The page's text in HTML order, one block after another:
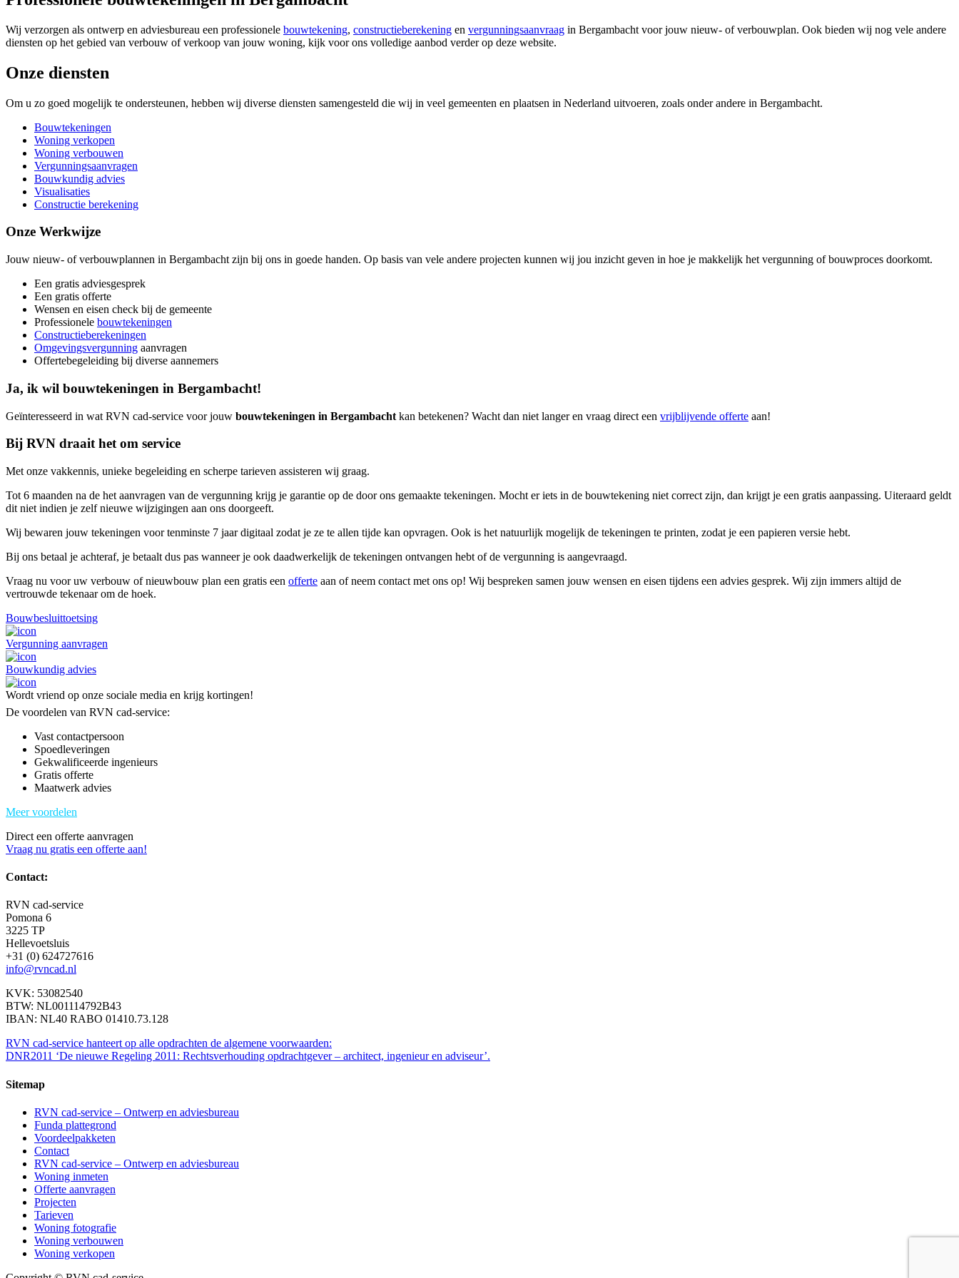
Wij verzorgen als ontwerp en adviesbureau een professionele bouwtekening, constructieberekening en vergunningsaanvraag in Bergambacht voor jouw nieuw- of verbouwplan. Ook bieden wij nog vele andere
diensten op het gebied van verbouw of verkoop van jouw woning, kijk voor ons volledige aanbod verder op deze website.
Onze diensten
Om u zo goed mogelijk te ondersteunen, hebben wij diverse diensten samengesteld die wij in veel gemeenten en plaatsen in Nederland uitvoeren, zoals onder andere in Bergambacht.
Bouwtekeningen
Woning verkopen
Woning verbouwen
Vergunningsaanvragen
Bouwkundig advies
Visualisaties
Constructie berekening
Onze Werkwijze
Jouw nieuw- of verbouwplannen in Bergambacht zijn bij ons in goede handen. Op basis van vele andere projecten kunnen wij jou inzicht geven in hoe je makkelijk het vergunning of bouwproces doorkomt.
Een gratis adviesgesprek
Een gratis offerte
Wensen en eisen check bij de gemeente
Professionele bouwtekeningen
Constructieberekeningen
Omgevingsvergunning aanvragen
Offertebegeleiding bij diverse aannemers
Ja, ik wil bouwtekeningen in Bergambacht!
Geïnteresseerd in wat RVN cad-service voor jouw bouwtekeningen in Bergambacht kan betekenen? Wacht dan niet langer en vraag direct een vrijblijvende offerte aan!
Bij RVN draait het om service
Met onze vakkennis, unieke begeleiding en scherpe tarieven assisteren wij graag.
Tot 6 maanden na de het aanvragen van de vergunning krijg je garantie op de door ons gemaakte tekeningen. Mocht er iets in de bouwtekening niet correct zijn, dan krijgt je een gratis aanpassing. Uiteraard geldt
dit niet indien je zelf nieuwe wijzigingen aan ons doorgeeft.
Wij bewaren jouw tekeningen voor tenminste 7 jaar digitaal zodat je ze te allen tijde kan opvragen. Ook is het natuurlijk mogelijk de tekeningen te printen, zodat je een papieren versie hebt.
Bij ons betaal je achteraf, je betaalt dus pas wanneer je ook daadwerkelijk de tekeningen ontvangen hebt of de vergunning is aangevraagd.
Vraag nu voor uw verbouw of nieuwbouw plan een gratis een offerte aan of neem contact met ons op! Wij bespreken samen jouw wensen en eisen tijdens een advies gesprek. Wij zijn immers altijd de
vertrouwde tekenaar om de hoek.
Bouwbesluittoetsing
Vergunning aanvragen
Bouwkundig advies
Wordt vriend op onze sociale media en krijg kortingen!
De voordelen van RVN cad-service:
Vast contactpersoon
Spoedleveringen
Gekwalificeerde ingenieurs
Gratis offerte
Maatwerk advies
Meer voordelen
Direct een offerte aanvragen
Vraag nu gratis een offerte aan!
Contact:
RVN cad-service
Pomona 6
3225 TP
Hellevoetsluis
+31 (0) 624727616
info@rvncad.nl
KVK: 53082540
BTW: NL001114792B43
IBAN: NL40 RABO 01410.73.128
RVN cad-service hanteert op alle opdrachten de algemene voorwaarden:
DNR2011 ‘De nieuwe Regeling 2011: Rechtsverhouding opdrachtgever – architect, ingenieur en adviseur’.
Sitemap
RVN cad-service – Ontwerp en adviesbureau
Funda plattegrond
Voordeelpakketen
Contact
RVN cad-service – Ontwerp en adviesbureau
Woning inmeten
Offerte aanvragen
Projecten
Tarieven
Woning fotografie
Woning verbouwen
Woning verkopen